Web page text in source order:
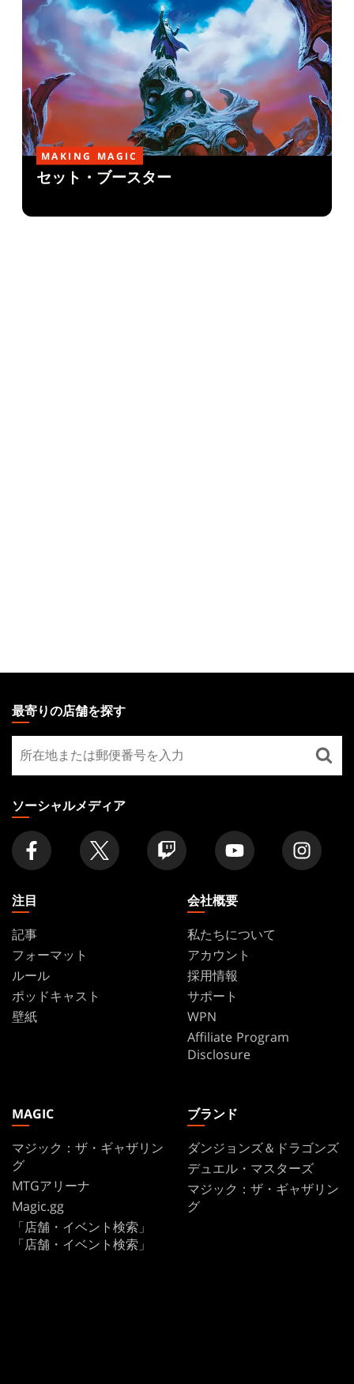
MAKING MAGIC
セット・ブースター
THE
GATHERING
FOOTER
最寄りの店舗を探す
寄
り
の
店
舗
を
探
ソーシャルメディア
注目
記事
フォーマット
ルール
ポッドキャスト
壁紙
会社概要
私たちについて
アカウント
採用情報
サポート
WPN
Affiliate Program
Disclosure
MAGIC
マジック：ザ・ギャザリン
グ
MTGアリーナ
Magic.gg
「店舗・イベント検索」
「店舗・イベント検索」
ブランド
ダンジョンズ＆ドラゴンズ
デュエル・マスターズ
マジック：ザ・ギャザリン
グ